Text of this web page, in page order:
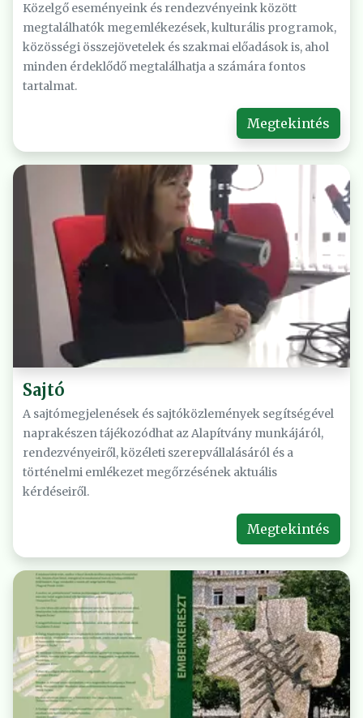
Közelgő eseményeink és rendezvényeink között
megtalálhatók megemlékezések, kulturális programok,
közösségi összejövetelek és szakmai előadások is, ahol
minden érdeklődő megtalálhatja a számára fontos
tartalmat.
Megtekintés
Sajtó
A sajtómegjelenések és sajtóközlemények segítségével
naprakészen tájékozódhat az Alapítvány munkájáról,
rendezvényeiről, közéleti szerepvállalásáról és a
történelmi emlékezet megőrzésének aktuális
kérdéseiről.
Megtekintés